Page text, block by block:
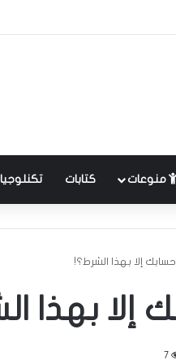
منوعات كتابات تكنلوجيا
إلا بهذا الشرط؟!
بهذا
7